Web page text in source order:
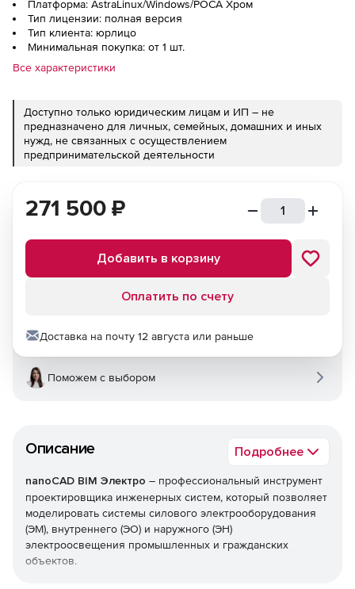
Платформа: AstraLinux/Windows/РОСА Хром
Тип лицензии: полная версия
Тип клиента: юрлицо
Минимальная покупка: от 1 шт.
Все характеристики
Доступно только юридическим лицам и ИП – не
предназначено для личных, семейных, домашних и иных
нужд, не связанных с осуществлением
предпринимательской деятельности
Описание Подробнее
nanoCAD BIM Электро – профессиональный инструмент
проектировщика инженерных систем, который позволяет
моделировать системы силового электрооборудования
(ЭМ), внутреннего (ЭО) и наружного (ЭН)
электроосвещения промышленных и гражданских
объектов.
271 500 ₽
Добавить в корзину
Оплатить по счету
Доставка на почту 12 августа или раньше
Поможем с выбором